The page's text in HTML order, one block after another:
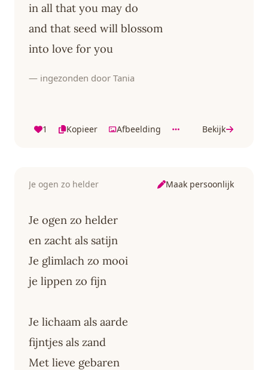
in all that you may do
and that seed will blossom
into love for you
— ingezonden door Tania
1 Kopieer Afbeelding Bekijk
Je ogen zo helder Maak persoonlijk
Je ogen zo helder
en zacht als satijn
Je glimlach zo mooi
je lippen zo fijn
Je lichaam als aarde
fijntjes als zand
Met lieve gebaren